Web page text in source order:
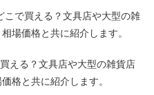
こで買える？文具店や大型の雑
場価格と共に紹介します。
える？文具店や大型の雑貨店
格と共に紹介します。